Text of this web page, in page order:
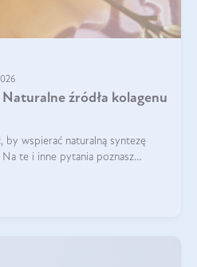
źródła kolagenu
by wspierać naturalną syntezę
te i inne pytania poznasz